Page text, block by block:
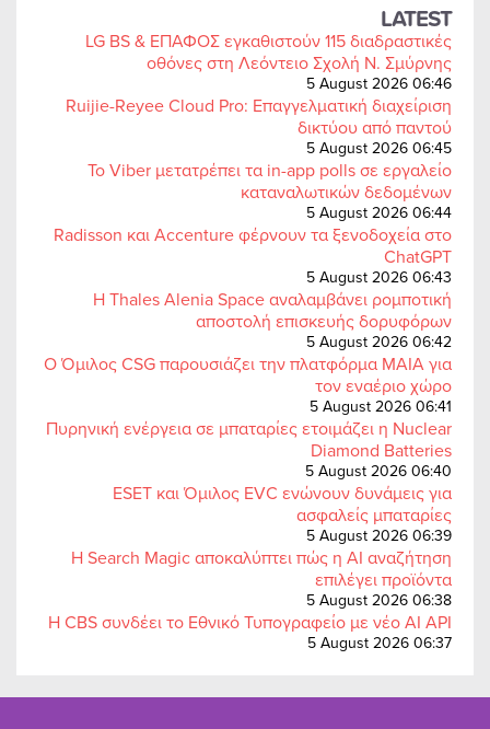
LATEST
LG BS & ΕΠΑΦΟΣ εγκαθιστούν 115 διαδραστικές
οθόνες στη Λεόντειο Σχολή Ν. Σμύρνης
5 August 2026 06:46
Ruijie-Reyee Cloud Pro: Επαγγελματική διαχείριση
δικτύου από παντού
5 August 2026 06:45
Το Viber μετατρέπει τα in-app polls σε εργαλείο
καταναλωτικών δεδομένων
5 August 2026 06:44
Radisson και Accenture φέρνουν τα ξενοδοχεία στο
ChatGPT
5 August 2026 06:43
Η Thales Alenia Space αναλαμβάνει ρομποτική
αποστολή επισκευής δορυφόρων
5 August 2026 06:42
Ο Όμιλος CSG παρουσιάζει την πλατφόρμα MAIA για
τον εναέριο χώρο
5 August 2026 06:41
Πυρηνική ενέργεια σε μπαταρίες ετοιμάζει η Nuclear
Diamond Batteries
5 August 2026 06:40
ESET και Όμιλος EVC ενώνουν δυνάμεις για
ασφαλείς μπαταρίες
5 August 2026 06:39
Η Search Magic αποκαλύπτει πώς η AI αναζήτηση
επιλέγει προϊόντα
5 August 2026 06:38
Η CBS συνδέει το Εθνικό Τυπογραφείο με νέο AI API
5 August 2026 06:37